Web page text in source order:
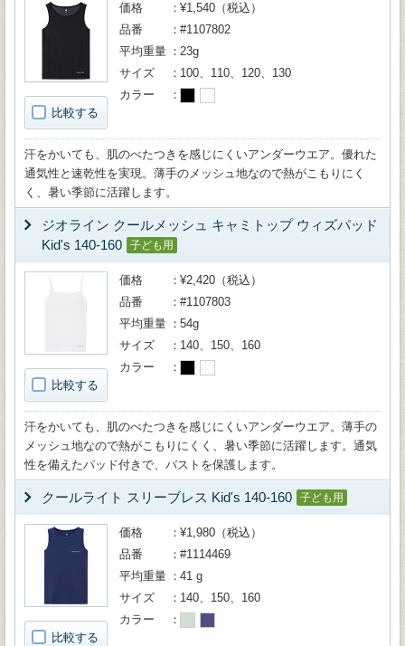
比較する
価格
¥1,540（税込）
品番
#1107802
平均重量
23g
サイズ
100、110、120、130
カラー
汗をかいても、肌のべたつきを感じにくいアンダーウエア。優れた
通気性と速乾性を実現。薄手のメッシュ地なので熱がこもりにく
く、暑い季節に活躍します。
ジオライン クールメッシュ キャミトップ ウィズパッド
Kid's 140-160
子ども用
比較する
価格
¥2,420（税込）
品番
#1107803
平均重量
54g
サイズ
140、150、160
カラー
汗をかいても、肌のべたつきを感じにくいアンダーウエア。薄手の
メッシュ地なので熱がこもりにくく、暑い季節に活躍します。通気
性を備えたパッド付きで、バストを保護します。
クールライト スリーブレス Kid's 140-160 子ども用
比較する
価格
¥1,980（税込）
品番
#1114469
平均重量
41 g
サイズ
140、150、160
カラー